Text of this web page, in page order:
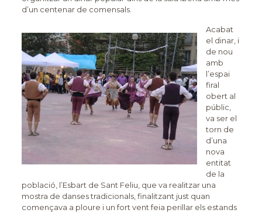
d’un centenar de comensals.
Acabat
el dinar, i
de nou
amb
l’espai
firal
obert al
públic,
va ser el
torn de
d’una
nova
entitat
de la
població, l’Esbart de Sant Feliu, que va realitzar una
mostra de danses tradicionals, finalitzant just quan
començava a ploure i un fort vent feia perillar els estands